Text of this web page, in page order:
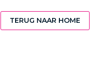
TERUG NAAR HOME